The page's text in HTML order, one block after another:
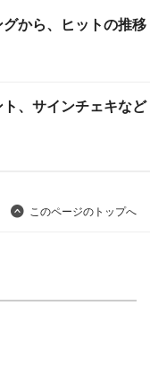
から、ヒットの推移
、サインチェキなど
このページのトップへ